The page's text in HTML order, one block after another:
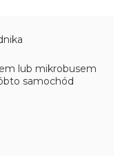
lub mikrobusem
samochód